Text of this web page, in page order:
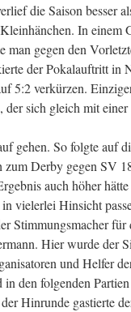
die Saison besser
In einem
man gegen den
der Pokalauftritt in
5:2 verkürzen.
sich gleich mit
gehen. So folgte auf
Derby gegen SV
auch höher
vielerlei Hinsicht
Stimmungsmacher für
Hier wurde der
und Helfer
den folgenden
Hinrunde gastierte